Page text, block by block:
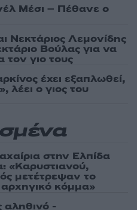
Μέσι – Πέθανε ο
Νεκτάριος Λεμονίδης
Βούλας για να
τον γιο τους
έχει εξαπλωθεί,
λέει ο γιος του
στην Ελπίδα
«Καρυστιανού,
μετέτρεψαν το
κόμμα»
αληθινό -